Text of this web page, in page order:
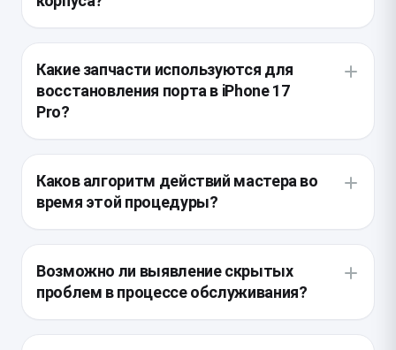
нагрева на специализированном столе. При
вскрытии важно не повредить шлейфы Face ID и
беспроводной катушки, поэтому самостоятельное
вмешательство крайне не рекомендуется.
Какие запчасти используются для
восстановления порта в iPhone 17
Pro?
стандартам по качеству пайки и пропускной
способности тока. Это критически важно, так как
дешевые аналоги могут привести к перегреву
функции быстрой зарядки.
Каков алгоритм действий мастера во
время этой процедуры?
обеспечения безопасности цепей и извлекает
нижний шлейф. После установки нового
компонента проводится тестирование
Возможно ли выявление скрытых
проблем в процессе обслуживания?